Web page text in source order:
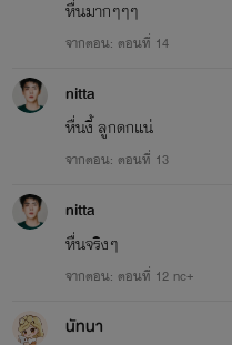
หื่นมากๆๆๆ
จากตอน: ตอนที่ 14
nitta
หื่นงี้ ลูกดกแน่
จากตอน: ตอนที่ 13
nitta
หื่นจริงๆ
จากตอน: ตอนที่ 12 nc+
นัทนา